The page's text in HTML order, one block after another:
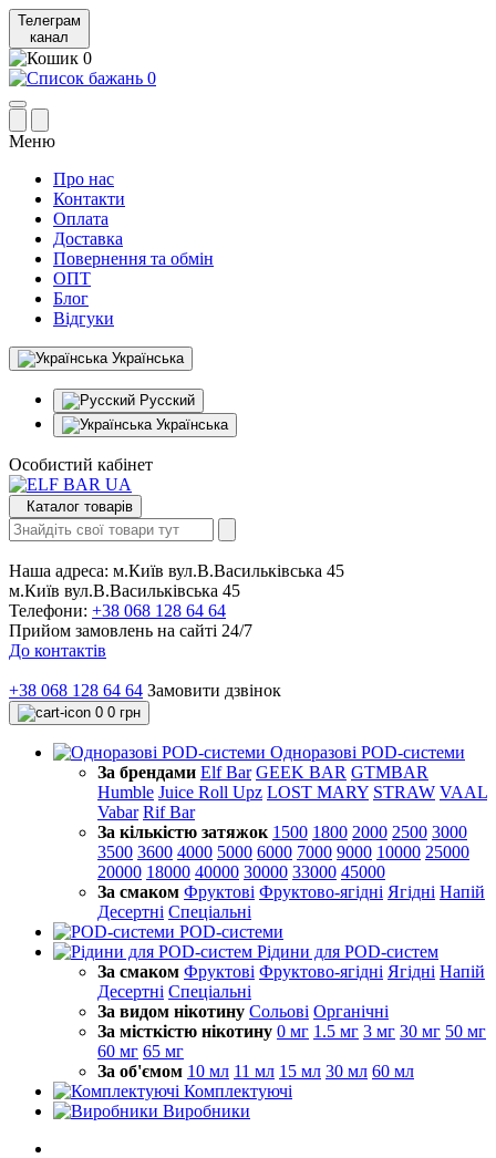
Телеграм
канал
0
0
Меню
Про нас
Контакти
Оплата
Доставка
Повернення та обмін
ОПТ
Блог
Відгуки
Українська
Русский
Українська
Особистий кабінет
Каталог товарів
Наша адреса: м.Київ вул.В.Васильківська 45
м.Київ вул.В.Васильківська 45
Телефони: +38 068 128 64 64
Прийом замовлень на сайті 24/7
До контактів
+38 068 128 64 64 Замовити дзвінок
0 0 грн
Одноразові POD-системи
За брендами Elf Bar GEEK BAR GTMBAR
Humble Juice Roll Upz LOST MARY STRAW VAAL
Vabar Rif Bar
За кількістю затяжок 1500 1800 2000 2500 3000
3500 3600 4000 5000 6000 7000 9000 10000 25000
20000 18000 40000 30000 33000 45000
За смаком Фруктові Фруктово-ягідні Ягідні Напій
Десертні Спеціальні
POD-системи
Рідини для POD-систем
За смаком Фруктові Фруктово-ягідні Ягідні Напій
Десертні Спеціальні
За видом нікотину Сольові Органічні
За місткістю нікотину 0 мг 1.5 мг 3 мг 30 мг 50 мг
60 мг 65 мг
За об'ємом 10 мл 11 мл 15 мл 30 мл 60 мл
Комплектуючі
Виробники